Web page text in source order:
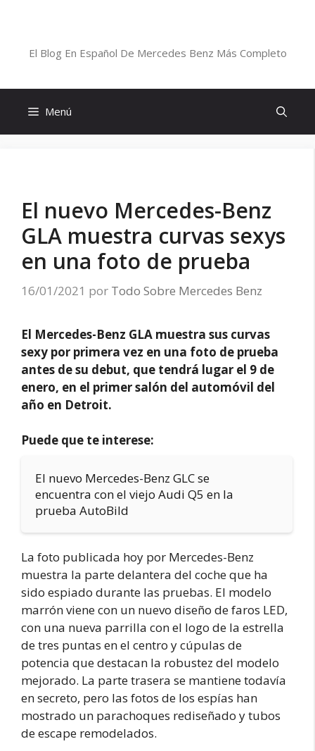
El Blog En Español De Mercedes Benz Más Completo
Menú
El nuevo Mercedes-Benz
GLA muestra curvas sexys
en una foto de prueba
16/01/2021 por Todo Sobre Mercedes Benz
El Mercedes-Benz GLA muestra sus curvas
sexy por primera vez en una foto de prueba
antes de su debut, que tendrá lugar el 9 de
enero, en el primer salón del automóvil del
año en Detroit.
Puede que te interese:
El nuevo Mercedes-Benz GLC se
encuentra con el viejo Audi Q5 en la
prueba AutoBild
La foto publicada hoy por Mercedes-Benz
muestra la parte delantera del coche que ha
sido espiado durante las pruebas. El modelo
marrón viene con un nuevo diseño de faros LED,
con una nueva parrilla con el logo de la estrella
de tres puntas en el centro y cúpulas de
potencia que destacan la robustez del modelo
mejorado. La parte trasera se mantiene todavía
en secreto, pero las fotos de los espías han
mostrado un parachoques rediseñado y tubos
de escape remodelados.